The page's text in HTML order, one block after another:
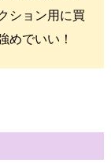
ション用に買
めでいい！